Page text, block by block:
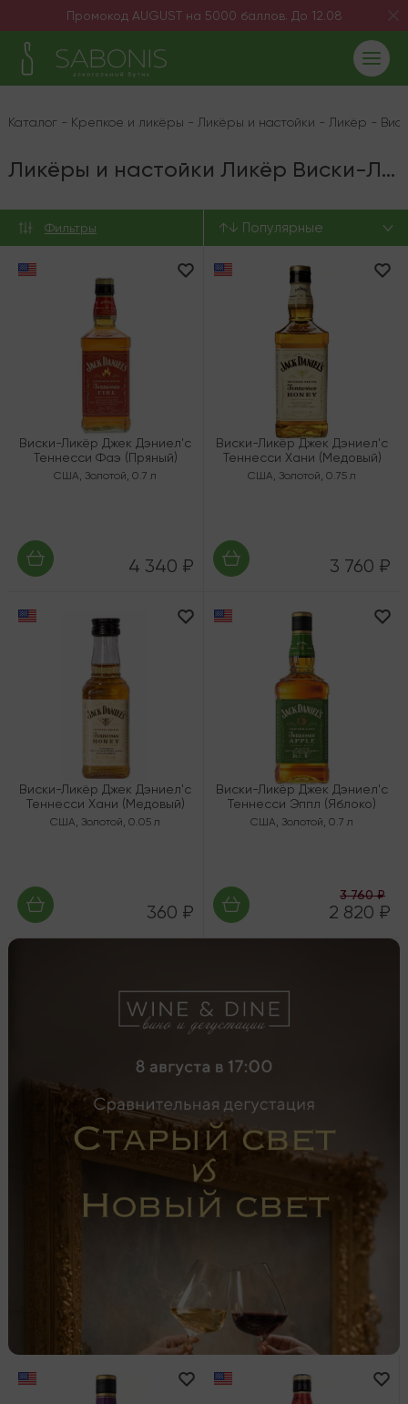
Промокод AUGUST на 5000 баллов. До 12.08
Каталог - Крепкое и ликёры - Ликёры и настойки - Ликёр -
Ликёры и настойки Ликёр Виски-Ликёр Jack Daniel's
Фильтры ↑↓ Популярные
Виски-Ликёр Джек Дэниел'с
Теннесси Фаэ (Пряный)
США, Золотой,0.7 л
4 340 ₽
Виски-Ликёр Джек Дэниел'с
Теннесси Хани (Медовый)
США, Золотой, 0.75 л
3 760 ₽
Виски-Ликёр Джек Дэниел'с
Теннесси Хани (Медовый)
США, Золотой,0.05 л
360 ₽
Виски-Ликёр Джек Дэниел'с
Теннесси Эппл (Яблоко)
США, Золотой, 0.7 л
3 760 ₽
2 820 ₽